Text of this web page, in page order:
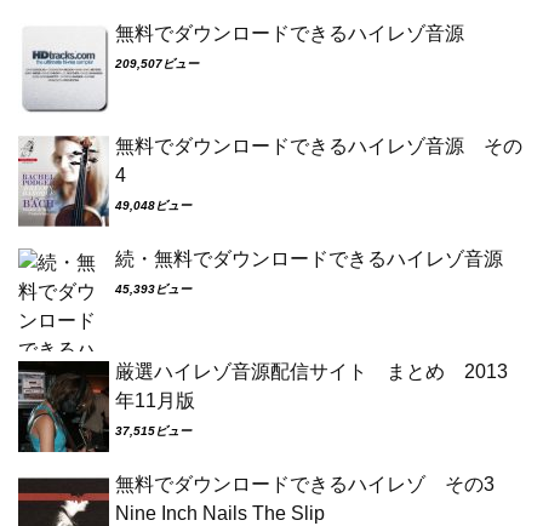
無料でダウンロードできるハイレゾ音源
209,507ビュー
無料でダウンロードできるハイレゾ音源 その
4
49,048ビュー
続・無料でダウンロードできるハイレゾ音源
45,393ビュー
厳選ハイレゾ音源配信サイト まとめ 2013
年11月版
37,515ビュー
無料でダウンロードできるハイレゾ その3
Nine Inch Nails The Slip